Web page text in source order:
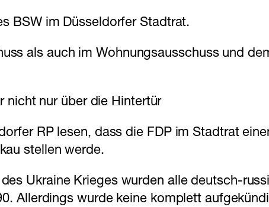
BSW im Düsseldorfer Stadtrat.
als auch im Wohnungsausschuss und
nicht nur über die Hintertür
RP lesen, dass die FDP im Stadtrat
stellen werde.
Ukraine Krieges wurden alle deutsch-
Allerdings wurde keine komplett